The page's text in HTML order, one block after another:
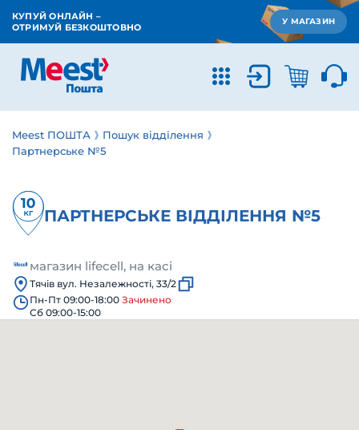
КУПУЙ ОНЛАЙН –
ОТРИМУЙ БЕЗКОШТОВНО
У МАГАЗИН
Meest ПОШТА
Пошук відділення
Партнерське №5
ПАРТНЕРСЬКЕ ВІДДІЛЕННЯ №5
магазин lifecell, на касі
Тячів вул. Незалежності, 33/2
Пн-Пт 09:00-18:00 Зачинено
Сб 09:00-15:00